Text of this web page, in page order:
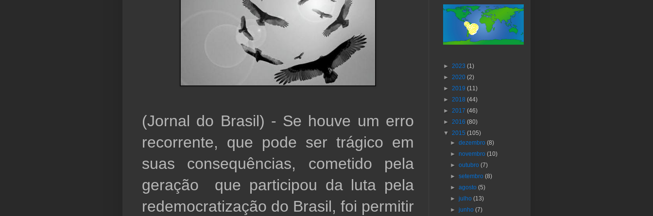
(Jornal do Brasil) - Se houve um erro
recorrente, que pode ser trágico em
suas consequências, cometido pela
geração  que participou da luta pela
redemocratização do Brasil, foi permitir
► 2023 (1)
► 2020 (2)
► 2019 (11)
► 2018 (44)
► 2017 (46)
► 2016 (80)
▼ 2015 (105)
►dezembro(8)
►novembro(10)
►outubro(7)
►setembro(8)
►agosto(5)
►julho(13)
►junho(7)